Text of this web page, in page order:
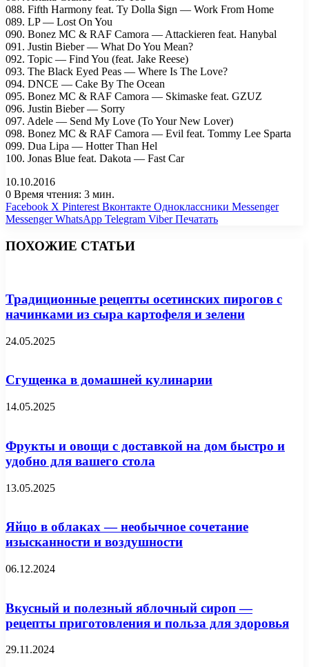
088. Fifth Harmony feat. Ty Dolla $ign — Work From Home
089. LP — Lost On You
090. Bonez MC & RAF Camora — Attackieren feat. Hanybal
091. Justin Bieber — What Do You Mean?
092. Topic — Find You (feat. Jake Reese)
093. The Black Eyed Peas — Where Is The Love?
094. DNCE — Cake By The Ocean
095. Bonez MC & RAF Camora — Skimaske feat. GZUZ
096. Justin Bieber — Sorry
097. Adele — Send My Love (To Your New Lover)
098. Bonez MC & RAF Camora — Evil feat. Tommy Lee Sparta
099. Dua Lipa — Hotter Than Hel
100. Jonas Blue feat. Dakota — Fast Car
10.10.2016
0 Время чтения: 3 мин.
Facebook X Pinterest Вконтакте Одноклассники Messenger
Messenger WhatsApp Telegram Viber Печатать
ПОХОЖИЕ СТАТЬИ
Традиционные рецепты осетинских пирогов с
начинками из сыра картофеля и зелени
24.05.2025
Сгущенка в домашней кулинарии
14.05.2025
Фрукты и овощи с доставкой на дом быстро и
удобно для вашего стола
13.05.2025
Яйцо в облаках — необычное сочетание
изысканности и воздушности
06.12.2024
Вкусный и полезный яблочный сироп —
рецепты приготовления и польза для здоровья
29.11.2024